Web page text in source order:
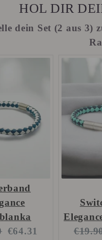
HOL DIR
dein Set (2 aus 3)
Current
€64.31